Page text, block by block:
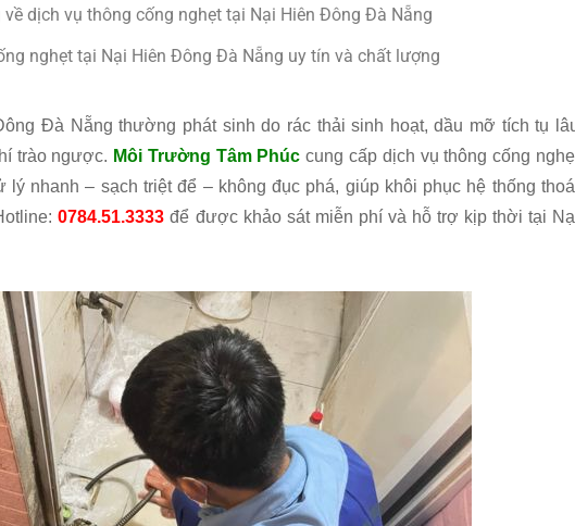
dịch vụ thông cống nghẹt tại Nại Hiên Đông Đà Nẵng
nghẹt tại Nại Hiên Đông Đà Nẵng uy tín và chất lượng
Đà Nẵng thường phát sinh do rác thải sinh hoạt, dầu mỡ tích tụ
trào ngược. Môi Trường Tâm Phúc cung cấp dịch vụ thông cống
nhanh – sạch triệt để – không đục phá, giúp khôi phục hệ thống
0784.51.3333 để được khảo sát miễn phí và hỗ trợ kịp thời tại